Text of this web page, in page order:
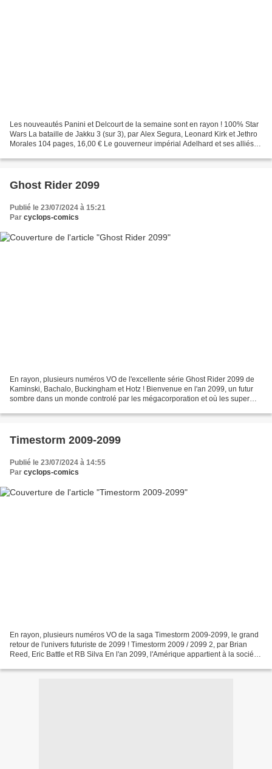
Les nouveautés Panini et Delcourt de la semaine sont en rayon ! 100% Star
Wars La bataille de Jakku 3 (sur 3), par Alex Segura, Leonard Kirk et Jethro
Morales 104 pages, 16,00 € Le gouverneur impérial Adelhard et ses alliés
Ghost Rider 2099
Publié le 23/07/2024 à 15:21
Par cyclops-comics
En rayon, plusieurs numéros VO de l'excellente série Ghost Rider 2099 de
Kaminski, Bachalo, Buckingham et Hotz ! Bienvenue en l'an 2099, un futur
sombre dans un monde controlé par les mégacorporation et où les super
Timestorm 2009-2099
Publié le 23/07/2024 à 14:55
Par cyclops-comics
En rayon, plusieurs numéros VO de la saga Timestorm 2009-2099, le grand
retour de l'univers futuriste de 2099 ! Timestorm 2009 / 2099 2, par Brian
Reed, Eric Battle et RB Silva En l'an 2099, l'Amérique appartient à la société